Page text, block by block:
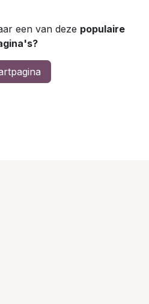
een van deze populaire